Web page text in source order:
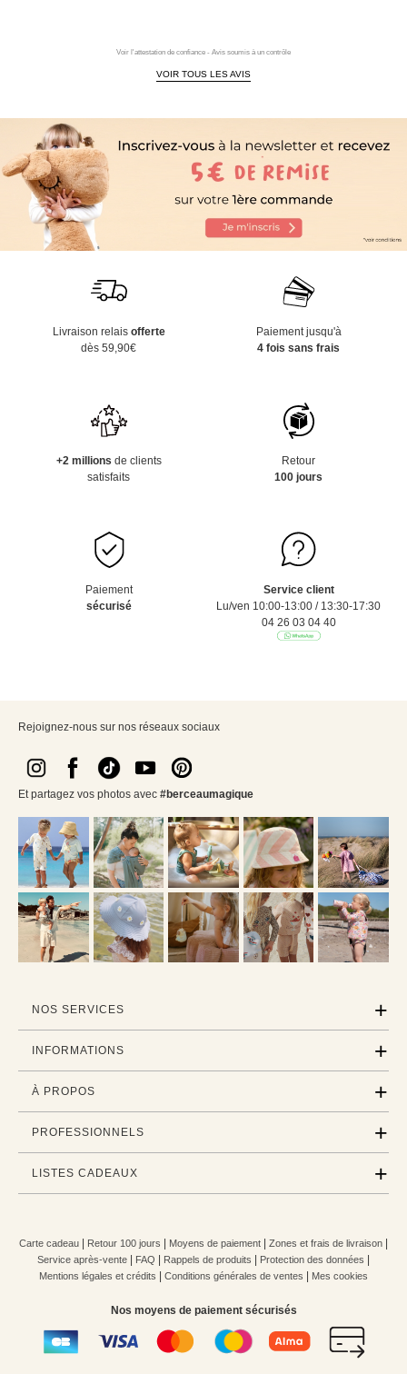
Voir l'attestation de confiance - Avis soumis à un contrôle
VOIR TOUS LES AVIS
Livraison relais offerte
dès 59,90€
Paiement jusqu'à
4 fois sans frais
+2 millions de clients
satisfaits
Retour
100 jours
Paiement
sécurisé
Service client
Lu/ven 10:00-13:00 / 13:30-17:30
04 26 03 04 40
Rejoignez-nous sur nos réseaux sociaux
Et partagez vos photos avec #berceaumagique
NOS SERVICES
INFORMATIONS
À PROPOS
PROFESSIONNELS
LISTES CADEAUX
Carte cadeau Retour 100 jours Moyens de paiement Zones et frais de livraison
Service après-vente FAQ Rappels de produits Protection des données
Mentions légales et crédits Conditions générales de ventes Mes cookies
Nos moyens de paiement sécurisés